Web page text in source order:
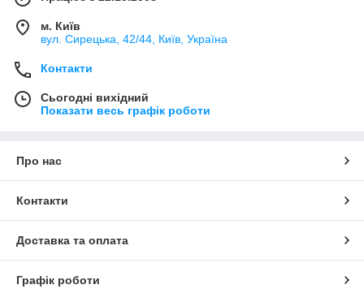
м. Київ
вул. Сирецька, 42/44, Київ, Україна
Контакти
Сьогодні вихідний
Показати весь графік роботи
Про нас
Контакти
Доставка та оплата
Графік роботи